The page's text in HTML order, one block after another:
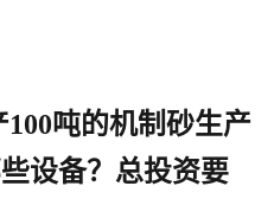
吨的机制砂生产
设备？总投资要